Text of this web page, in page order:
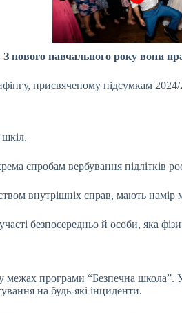
навчального року вони
присвяченому підсумкам
спробам вербування підлітків
внутрішніх справ, мають намір
безпосередньо й особи, яка
програми “Безпечна школа”. У
на будь-які інциденти.